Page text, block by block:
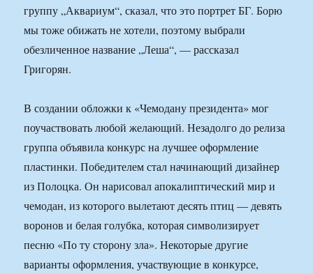
группу „Аквариум“, сказал, что это портрет БГ. Борю
мы тоже обижать не хотели, поэтому выбрали
обезличенное название „Леша“, — рассказал
Григорян.
В создании обложки к «Чемодану президента» мог
поучаствовать любой желающий. Незадолго до релиза
группа объявила конкурс на лучшее оформление
пластинки. Победителем стал начинающий дизайнер
из Полоцка. Он нарисовал апокалиптический мир и
чемодан, из которого вылетают десять птиц — девять
воронов и белая голубка, которая символизирует
песню «По ту сторону зла». Некоторые другие
варианты оформления, участвующие в конкурсе,